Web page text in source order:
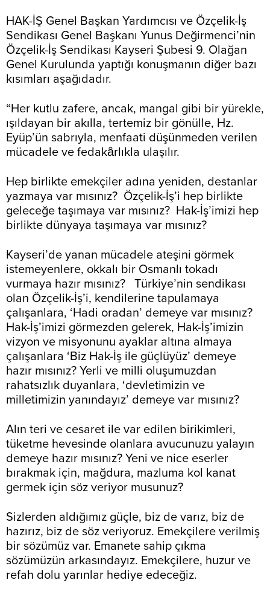
HAK-İŞ Genel Başkan Yardımcısı ve Özçelik-İş
Sendikası Genel Başkanı Yunus Değirmenci’nin
Özçelik-İş Sendikası Kayseri Şubesi 9. Olağan
Genel Kurulunda yaptığı konuşmanın diğer bazı
kısımları aşağıdadır.
“Her kutlu zafere, ancak, mangal gibi bir yürekle,
ışıldayan bir akılla, tertemiz bir gönülle, Hz.
Eyüp’ün sabrıyla, menfaati düşünmeden verilen
mücadele ve fedakârlıkla ulaşılır.
Hep birlikte emekçiler adına yeniden, destanlar
yazmaya var mısınız? Özçelik-İş’i hep birlikte
geleceğe taşımaya var mısınız? Hak-İş’imizi hep
birlikte dünyaya taşımaya var mısınız?
Kayseri’de yanan mücadele ateşini görmek
istemeyenlere, okkalı bir Osmanlı tokadı
vurmaya hazır mısınız? Türkiye’nin sendikası
olan Özçelik-İş’i, kendilerine tapulamaya
çalışanlara, ‘Hadi oradan’ demeye var mısınız?
Hak-İş’imizi görmezden gelerek, Hak-İş’imizin
vizyon ve misyonunu ayaklar altına almaya
çalışanlara ‘Biz Hak-İş ile güçlüyüz’ demeye
hazır mısınız? Yerli ve milli oluşumuzdan
rahatsızlık duyanlara, ‘devletimizin ve
milletimizin yanındayız’ demeye var mısınız?
Alın teri ve cesaret ile var edilen birikimleri,
tüketme hevesinde olanlara avucunuzu yalayın
demeye hazır mısınız? Yeni ve nice eserler
bırakmak için, mağdura, mazluma kol kanat
germek için söz veriyor musunuz?
Sizlerden aldığımız güçle, biz de varız, biz de
hazırız, biz de söz veriyoruz. Emekçilere verilmiş
bir sözümüz var. Emanete sahip çıkma
sözümüzün arkasındayız. Emekçilere, huzur ve
refah dolu yarınlar hediye edeceğiz.